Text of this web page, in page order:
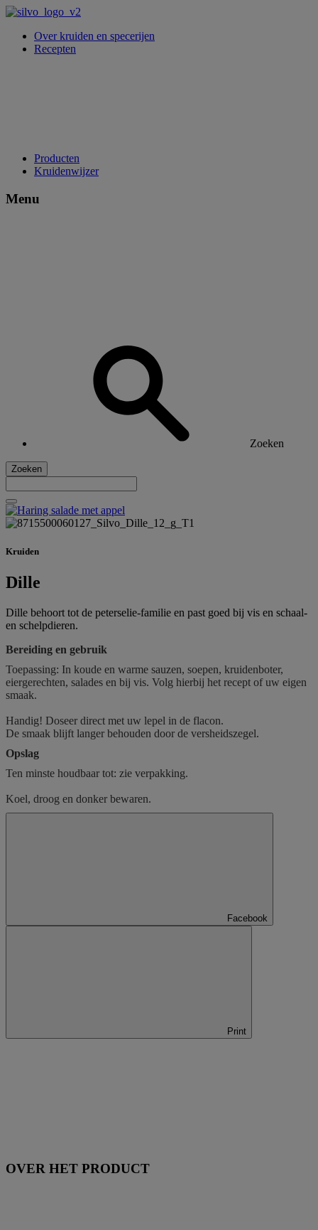
Over kruiden en specerijen
Recepten
Producten
Kruidenwijzer
Menu
Zoeken
Zoeken
Kruiden
Dille
Dille behoort tot de peterselie-familie en past goed bij vis en schaal-
en schelpdieren.
Bereiding en gebruik
Toepassing: In koude en warme sauzen, soepen, kruidenboter,
eiergerechten, salades en bij vis. Volg hierbij het recept of uw eigen
smaak.
Handig! Doseer direct met uw lepel in de flacon.
De smaak blijft langer behouden door de versheidszegel.
Opslag
Ten minste houdbaar tot: zie verpakking.
Koel, droog en donker bewaren.
Facebook
Print
OVER HET PRODUCT